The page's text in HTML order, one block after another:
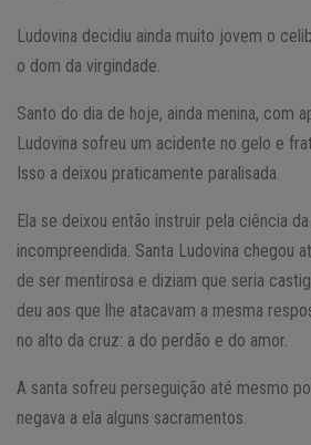
Ludovina decidiu ainda muito jovem o
o dom da virgindade.
Santo do dia de hoje, ainda menina, com
Ludovina sofreu um acidente no gelo e
Isso a deixou praticamente paralisada.
Ela se deixou então instruir pela ciência
incompreendida. Santa Ludovina chegou
de ser mentirosa e diziam que seria
deu aos que lhe atacavam a mesma
no alto da cruz: a do perdão e do amor.
A santa sofreu perseguição até mesmo
negava a ela alguns sacramentos.